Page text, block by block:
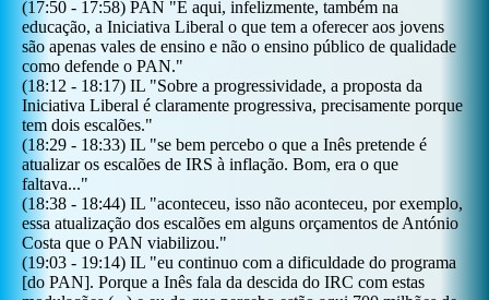
(17:50 - 17:58) PAN "E aqui, infelizmente, também na
educação, a Iniciativa Liberal o que tem a oferecer aos jovens
são apenas vales de ensino e não o ensino público de qualidade
como defende o PAN."
(18:12 - 18:17) IL "Sobre a progressividade, a proposta da
Iniciativa Liberal é claramente progressiva, precisamente porque
tem dois escalões."
(18:29 - 18:33) IL "se bem percebo o que a Inês pretende é
atualizar os escalões de IRS à inflação. Bom, era o que
faltava..."
(18:38 - 18:44) IL "aconteceu, isso não aconteceu, por exemplo,
essa atualização dos escalões em alguns orçamentos de António
Costa que o PAN viabilizou."
(19:03 - 19:14) IL "eu continuo com a dificuldade do programa
[do PAN]. Porque a Inês fala da descida do IRC com estas